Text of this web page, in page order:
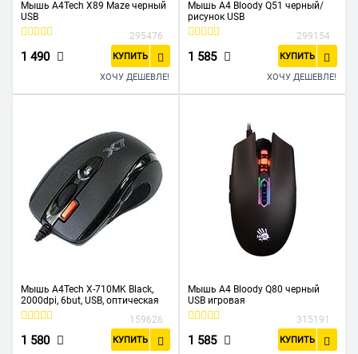
Мышь A4Tech X89 Maze черный
USB
295476
1 490 КУПИТЬ
ХОЧУ ДЕШЕВЛЕ!
Мышь A4 Bloody Q51 черный/
рисунок USB
299154
1 585 КУПИТЬ
ХОЧУ ДЕШЕВЛЕ!
Мышь A4Tech X-710MK Black,
2000dpi, 6but, USB, оптическая
159626
1 580 КУПИТЬ
Мышь A4 Bloody Q80 черный
USB игровая
315191
1 585 КУПИТЬ